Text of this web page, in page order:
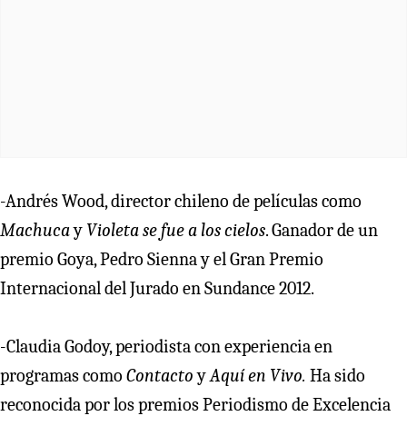
-Andrés Wood, director chileno de películas como
Machucay Violeta se fue a los cielos. Ganador de un
premio Goya, Pedro Sienna y el Gran Premio
Internacional del Jurado en Sundance 2012.
-Claudia Godoy, periodista con experiencia en
programas como ContactoyAquí en Vivo. Ha sido
reconocida por los premios Periodismo de Excelencia